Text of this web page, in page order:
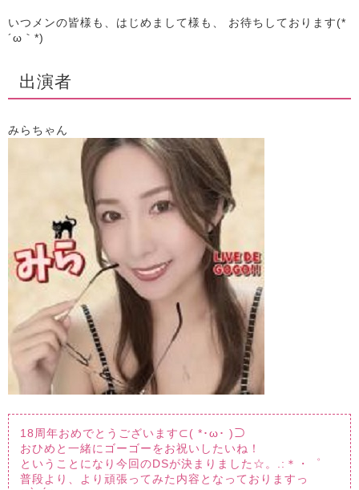
いつメンの皆様も、はじめまして様も、 お待ちしております(*
´ω｀*)
出演者
みらちゃん
18周年おめでとうございます⊂( *･ω･ )⊃
おひめと一緒にゴーゴーをお祝いしたいね！
ということになり今回のDSが決まりました☆。.:＊・゜
普段より、より頑張ってみた内容となっておりますっ